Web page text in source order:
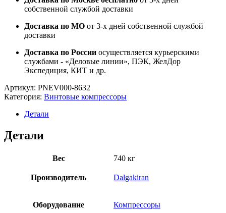
собственной службой доставки
Доставка по МО от 3-х дней собственной службой
доставки
Доставка по России осуществляется курьерскими
службами - «Деловые линии», ПЭК, ЖелДор
Экспедиция, КИТ и др.
Артикул: PNEV000-8632
Категория: Винтовые компрессоры
Детали
Детали
Вес 740 кг
Производитель Dalgakiran
Оборудование Компрессоры